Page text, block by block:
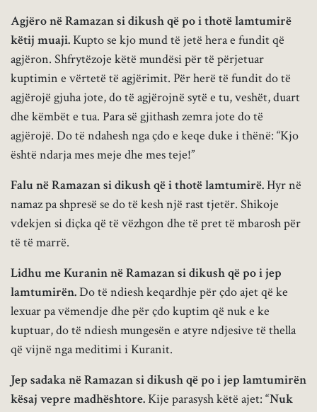
Agjëro në Ramazan si dikush që po i thotë lamtumirë
këtij muaji.Kupto se kjo mund të jetë hera e fundit që
agjëron. Shfrytëzoje këtë mundësi për të përjetuar
kuptimin e vërtetë të agjërimit. Për herë të fundit do të
agjërojë gjuha jote, do të agjërojnë sytë e tu, veshët, duart
dhe këmbët e tua. Para së gjithash zemra jote do të
agjërojë. Do të ndahesh nga çdo e keqe duke i thënë: “Kjo
është ndarja mes meje dhe mes teje!”
Falu në Ramazan si dikush që i thotë lamtumirë.Hyr në
namaz pa shpresë se do të kesh një rast tjetër. Shikoje
vdekjen si diçka që të vëzhgon dhe të pret të mbarosh për
të të marrë.
Lidhu me Kuranin në Ramazan si dikush që po i jep
lamtumirën.Do të ndiesh keqardhje për çdo ajet që ke
lexuar pa vëmendje dhe për çdo kuptim që nuk e ke
kuptuar, do të ndiesh mungesën e atyre ndjesive të thella
që vijnë nga meditimi i Kuranit.
Jep sadaka në Ramazan si dikush që po i jep lamtumirën
kësaj vepre madhështore.Kije parasysh këtë ajet: “Nuk